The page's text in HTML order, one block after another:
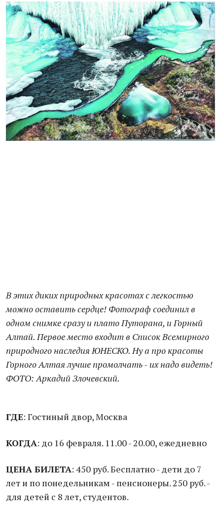
В этих диких природных красотахс легкостью
можно оставить сердце! Фотограф соединил в
одном снимке сразу и плато Путорана, и Горный
Алтай. Первое место входит в Список Всемирного
природного наследия ЮНЕСКО. Ну а про красоты
Горного Алтая лучше промолчать - их надо видеть!
ФОТО: Аркадий Злочевский.
ГДЕ: Гостиный двор, Москва
КОГДА: до 16 февраля. 11.00 - 20.00, ежедневно
ЦЕНА БИЛЕТА: 450 руб. Бесплатно - дети до 7
лет и по понедельникам - пенсионеры. 250 руб. -
для детей с 8 лет, студентов.